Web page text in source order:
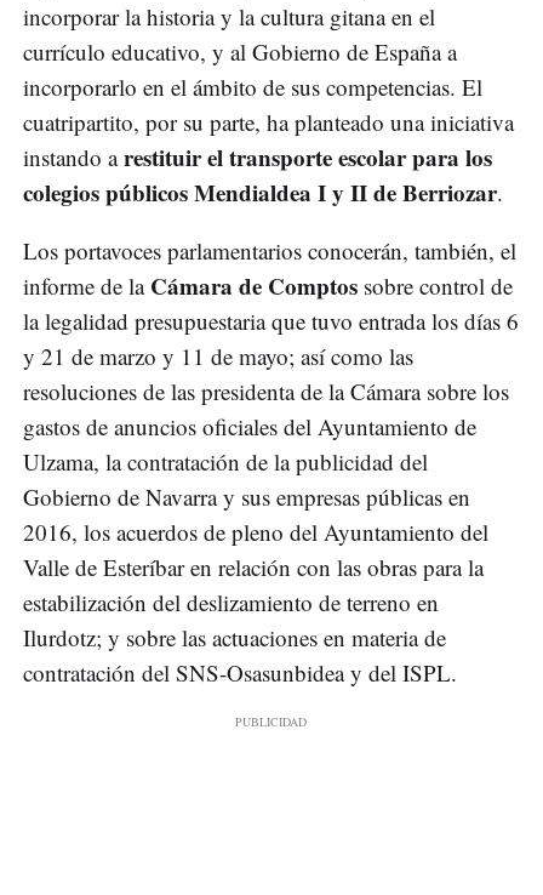
incorporar la historia y la cultura gitana en el
currículo educativo, y al Gobierno de España a
incorporarlo en el ámbito de sus competencias. El
cuatripartito, por su parte, ha planteado una iniciativa
instando arestituir el transporte escolar para los
colegios públicos Mendialdea I y II de Berriozar.
Los portavoces parlamentarios conocerán, también, el
informe de laCámara de Comptos sobre control de
la legalidad presupuestaria que tuvo entrada los días 6
y 21 de marzo y 11 de mayo; así como las
resoluciones de las presidenta de la Cámara sobre los
gastos de anuncios oficiales del Ayuntamiento de
Ulzama, la contratación de la publicidad del
Gobierno de Navarra y sus empresas públicas en
2016, los acuerdos de pleno del Ayuntamiento del
Valle de Esteríbar en relación con las obras para la
estabilización del deslizamiento de terreno en
Ilurdotz; y sobre las actuaciones en materia de
contratación del SNS-Osasunbidea y del ISPL.